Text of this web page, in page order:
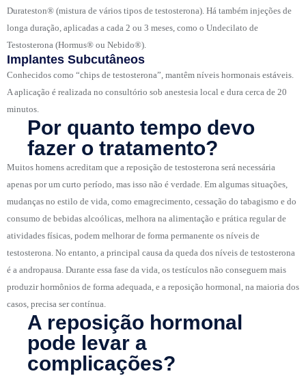
Durateston® (mistura de vários tipos de testosterona). Há também injeções de
longa duração, aplicadas a cada 2 ou 3 meses, como o Undecilato de
Testosterona (Hormus® ou Nebido®).
Implantes Subcutâneos
Conhecidos como “chips de testosterona”, mantêm níveis hormonais estáveis.
A aplicação é realizada no consultório sob anestesia local e dura cerca de 20
minutos.
Por quanto tempo devo
fazer o tratamento?
Muitos homens acreditam que a reposição de testosterona será necessária
apenas por um curto período, mas isso não é verdade. Em algumas situações,
mudanças no estilo de vida, como emagrecimento, cessação do tabagismo e do
consumo de bebidas alcoólicas, melhora na alimentação e prática regular de
atividades físicas, podem melhorar de forma permanente os níveis de
testosterona. No entanto, a principal causa da queda dos níveis de testosterona
é a andropausa. Durante essa fase da vida, os testículos não conseguem mais
produzir hormônios de forma adequada, e a reposição hormonal, na maioria dos
casos, precisa ser contínua.
A reposição hormonal
pode levar a
complicações?